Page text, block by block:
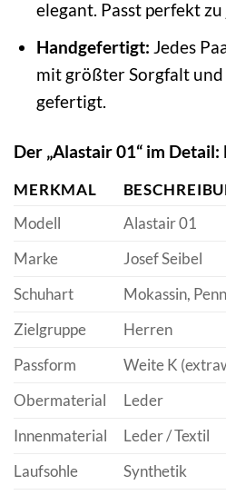
elegant. Passt perfekt
Handgefertigt: Jedes
mit größter Sorgfalt und
gefertigt.
Der „Alastair 01“ im
MERKMAL
Modell
Alastair 01
Marke
Josef Seibel
Schuhart
Mokassin,
Zielgruppe
Herren
Passform
Weite K
Obermaterial
Leder
Innenmaterial
Leder / Textil
Laufsohle
Synthetik